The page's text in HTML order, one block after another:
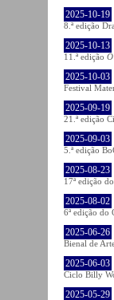
2025-10-19
8.ª edição
2025-10-13
11.ª edição
2025-10-03
Festival
2025-09-19
21.ª edição
2025-09-03
5.ª edição
2025-08-23
17ª edição
2025-08-02
6ª edição do
2025-06-26
Bienal de
2025-06-03
Ciclo Billy
2025-05-29